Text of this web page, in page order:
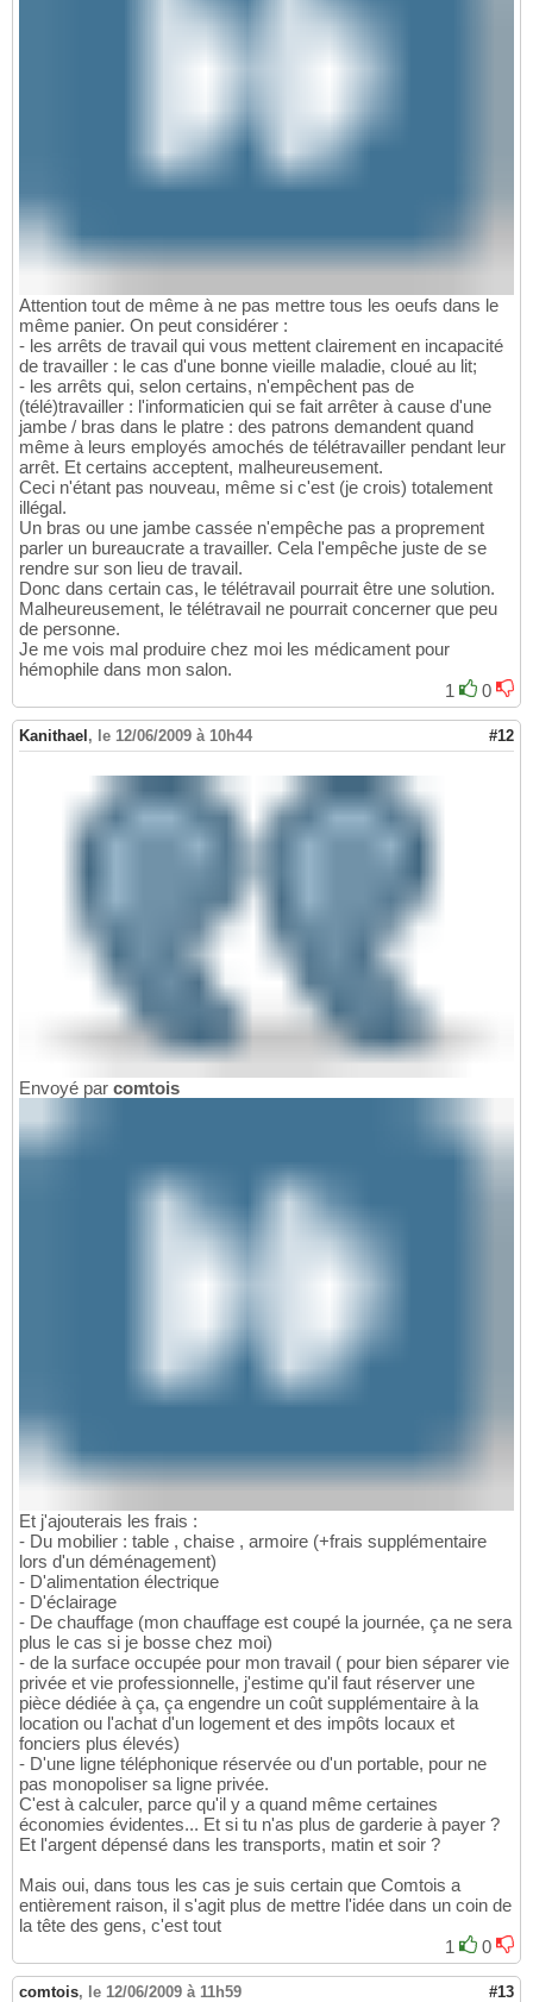
Attention tout de même à ne pas mettre tous les oeufs dans le
même panier. On peut considérer :
- les arrêts de travail qui vous mettent clairement en incapacité
de travailler : le cas d'une bonne vieille maladie, cloué au lit;
- les arrêts qui, selon certains, n'empêchent pas de
(télé)travailler : l'informaticien qui se fait arrêter à cause d'une
jambe / bras dans le platre : des patrons demandent quand
même à leurs employés amochés de télétravailler pendant leur
arrêt. Et certains acceptent, malheureusement.
Ceci n'étant pas nouveau, même si c'est (je crois) totalement
illégal.
Un bras ou une jambe cassée n'empêche pas a proprement
parler un bureaucrate a travailler. Cela l'empêche juste de se
rendre sur son lieu de travail.
Donc dans certain cas, le télétravail pourrait être une solution.
Malheureusement, le télétravail ne pourrait concerner que peu
de personne.
Je me vois mal produire chez moi les médicament pour
hémophile dans mon salon.
1
0
Kanithael, le 12/06/2009 à 10h44 #12
Envoyé par comtois
Et j'ajouterais les frais :
- Du mobilier : table , chaise , armoire (+frais supplémentaire
lors d'un déménagement)
- D'alimentation électrique
- D'éclairage
- De chauffage (mon chauffage est coupé la journée, ça ne sera
plus le cas si je bosse chez moi)
- de la surface occupée pour mon travail ( pour bien séparer vie
privée et vie professionnelle, j'estime qu'il faut réserver une
pièce dédiée à ça, ça engendre un coût supplémentaire à la
location ou l'achat d'un logement et des impôts locaux et
fonciers plus élevés)
- D'une ligne téléphonique réservée ou d'un portable, pour ne
pas monopoliser sa ligne privée.
C'est à calculer, parce qu'il y a quand même certaines
économies évidentes... Et si tu n'as plus de garderie à payer ?
Et l'argent dépensé dans les transports, matin et soir ?
Mais oui, dans tous les cas je suis certain que Comtois a
entièrement raison, il s'agit plus de mettre l'idée dans un coin de
la tête des gens, c'est tout
1
0
comtois, le 12/06/2009 à 11h59 #13